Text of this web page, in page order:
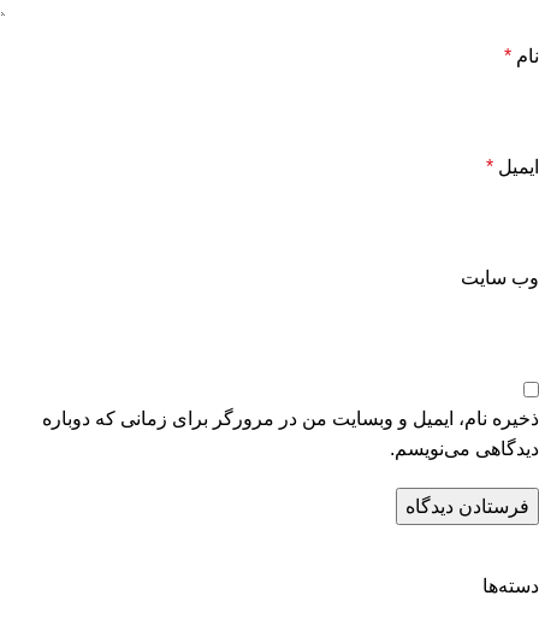
نام *
ایمیل *
وب‌ سایت
ذخیره نام، ایمیل و وبسایت من در مرورگر برای زمانی که دوباره
دیدگاهی می‌نویسم.
دسته‌ها